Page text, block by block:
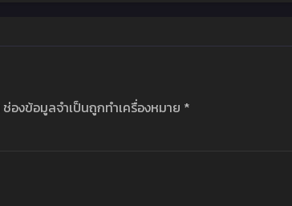
ช่องข้อมูลจำเป็นถูกทำเครื่องหมาย *